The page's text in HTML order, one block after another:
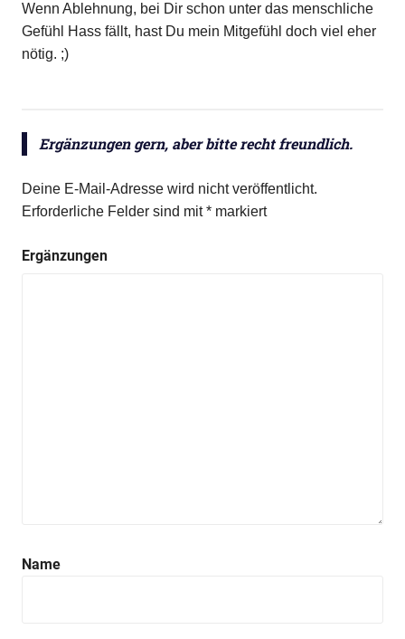
Wenn Ablehnung, bei Dir schon unter das menschliche
Gefühl Hass fällt, hast Du mein Mitgefühl doch viel eher
nötig. ;)
Ergänzungen gern, aber bitte recht freundlich.
Deine E-Mail-Adresse wird nicht veröffentlicht.
Erforderliche Felder sind mit* markiert
Ergänzungen
Name